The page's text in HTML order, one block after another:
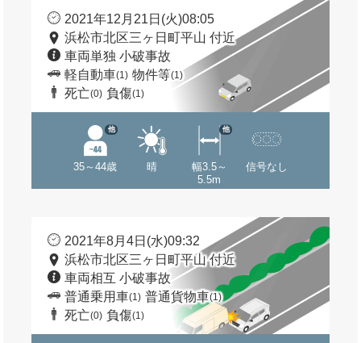
2021年12月21日(火)08:05
浜松市北区三ヶ日町平山 付近
車両単独 小破事故
軽自動車(1) 物件等(1)
死亡(0) 負傷(1)
35～44歳
他
晴
幅3.5～
5.5m
他
信号なし
2021年8月4日(水)09:32
浜松市北区三ヶ日町平山 付近
車両相互 小破事故
普通乗用車(1) 普通貨物車(1)
死亡(0) 負傷(1)